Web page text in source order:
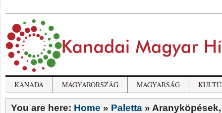
KANADA MAGYARORSZÁG MAGYARSÁG
You are here: Home » Paletta »